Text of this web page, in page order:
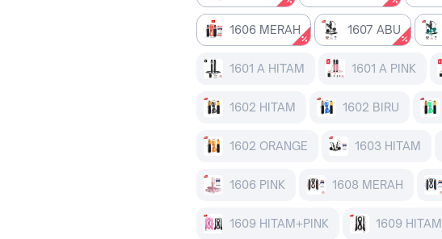
1606 MERAH 1607 ABU
1601 A HITAM 1601 A PINK
1602 HITAM 1602 BIRU
1602 ORANGE 1603 HITAM
1606 PINK 1608 MERAH
1609 HITAM+PINK 1609 HITAM